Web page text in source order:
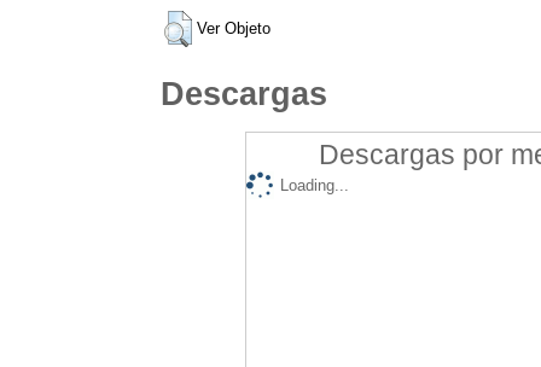
Ver Objeto
Descargas
Descargas por
Loading...